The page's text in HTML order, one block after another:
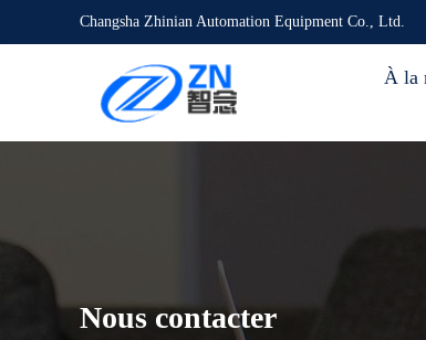
Changsha Zhinian Automation Equipment Co., Ltd.
À la
Nous contacter